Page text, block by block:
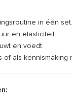
in één set.
en elasticiteit.
en voedt.
of als kennismaking